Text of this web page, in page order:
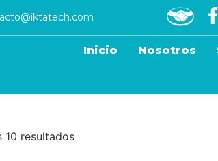
Inicio Nosotros
10 resultados